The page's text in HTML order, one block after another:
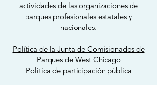
actividades de las organizaciones de
parques profesionales estatales y
nacionales.
Política de la Junta de Comisionados de
Parques de West Chicago
Política de participación pública